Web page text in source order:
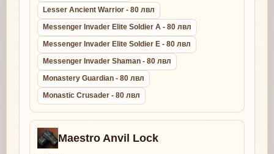
Lesser Ancient Warrior - 80 лвл
Messenger Invader Elite Soldier A - 80 лвл
Messenger Invader Elite Soldier E - 80 лвл
Messenger Invader Shaman - 80 лвл
Monastery Guardian - 80 лвл
Monastic Crusader - 80 лвл
Maestro Anvil Lock